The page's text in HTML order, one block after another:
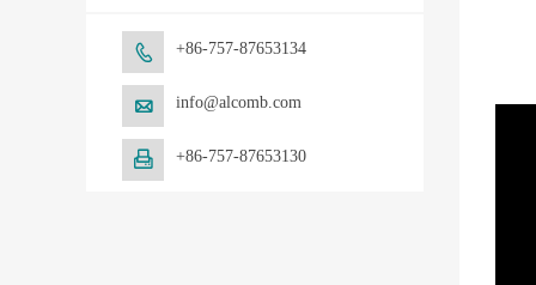
 +86-757-87653134
 info@alcomb.com
 +86-757-87653130